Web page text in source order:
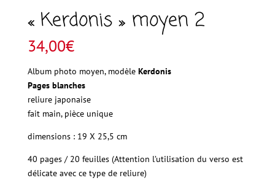
« Kerdonis » moyen 2
34,00€
Album photo moyen, modèle Kerdonis
Pages blanches
reliure japonaise
fait main, pièce unique
dimensions : 19 X 25,5 cm
40 pages / 20 feuilles (Attention l’utilisation du verso est
délicate avec ce type de reliure)